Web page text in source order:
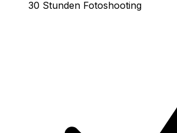
30 Stunden Fotoshooting